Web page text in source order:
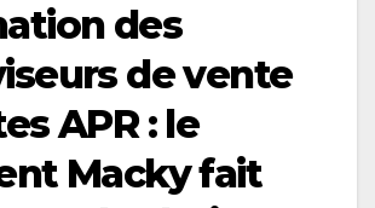
des
de vente
APR : le
Macky fait